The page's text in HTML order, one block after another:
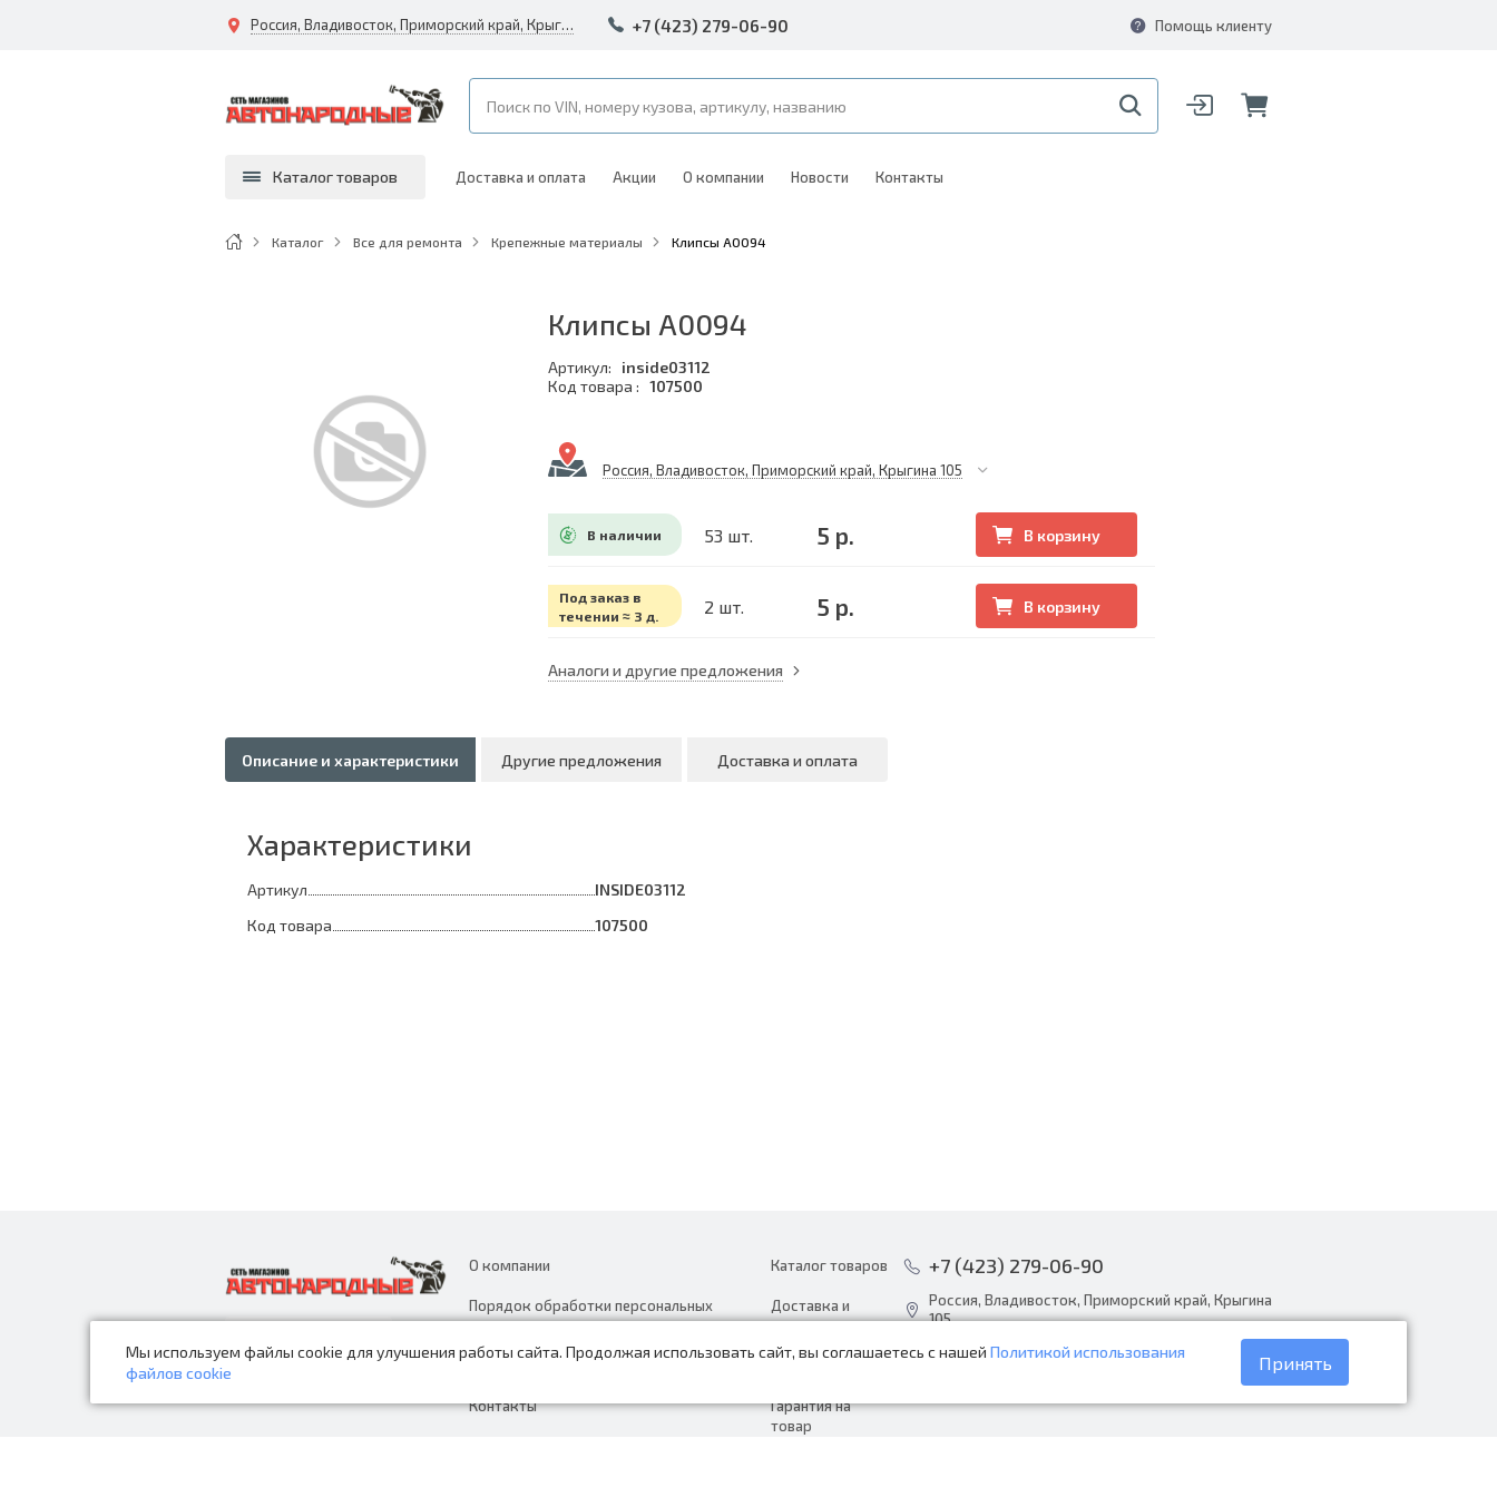
Мы используем файлы cookie для улучшения работы сайта. Продолжая использовать сайт, вы соглашаетесь с нашей Политикой использования
файлов cookie
Принять
Россия, Владивосток, Приморский край, Крыгина 105 +7 (423) 279-06-90 Помощь клиенту
Каталог товаров Доставка и оплата Акции О компании Новости Контакты
Каталог Все для ремонта Крепежные материалы Клипсы A0094
Клипсы A0094
Артикул:
inside03112
Код товара : 107500
Россия, Владивосток, Приморский край, Крыгина 105
В наличии 53 шт. 5 р. В корзину
Под заказ в
течении ≈ 3 д.
2 шт. 5 р. В корзину
Аналоги и другие предложения
Описание и характеристики Другие предложения Доставка и оплата
Характеристики
Артикул
INSIDE03112
Код товара
107500
О компании
Порядок обработки персональных
данных
Контакты
Каталог товаров
Доставка и
оплата
Акции
Гарантия на
товар
+7 (423) 279-06-90
Россия, Владивосток, Приморский край, Крыгина
105
info@avtonarodnye.ru